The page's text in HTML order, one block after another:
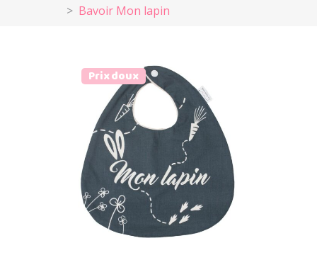
> Bavoir Mon lapin
Prix doux